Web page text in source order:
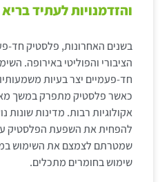
והזדמנויות לעתיד בריא
בשנים האחרונות, פלסטיק חד-
הציבורי והפוליטי באירופה.
חד-פעמיים יצר בעיות
כאשר פלסטיק מתפרק במשך
אקולוגיות רבות. מדינות
להפחית את השפעת הפלסטיק
שמטרתם לצמצם את השימוש
שימוש בחומרים מתכלים.